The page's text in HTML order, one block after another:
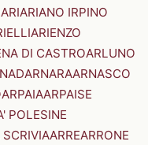
ARIARIANO IRPINO
ARIENZO
DI CASTROARLUNO
ARNARAARNASCO
ARPAIAARPAISE
POLESINE
ARREARRONE